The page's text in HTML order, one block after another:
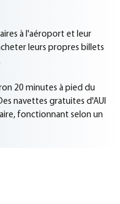
à l'aéroport et leur
leurs propres billets
20 minutes à pied du
navettes gratuites d'AUI
fonctionnant selon un